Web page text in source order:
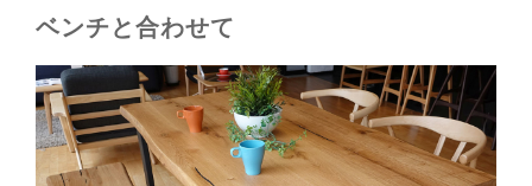
ベンチと合わせて